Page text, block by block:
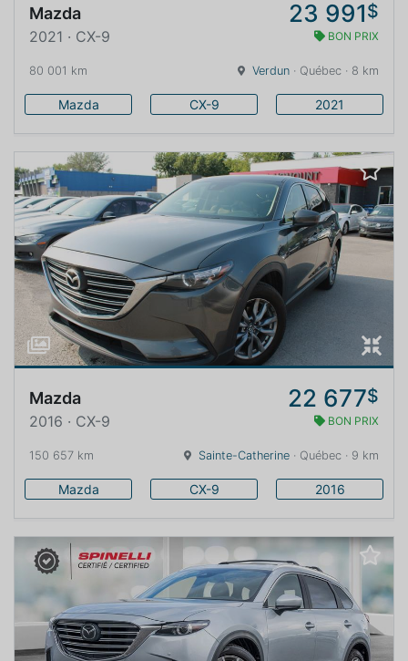
Mazda 23 991$
2021 · CX-9 BON PRIX
80 001 km Verdun · Québec · 8 km
Mazda CX-9 2021
Mazda 22 677$
2016 · CX-9 BON PRIX
150 657 km Sainte-Catherine · Québec · 9 km
Mazda CX-9 2016